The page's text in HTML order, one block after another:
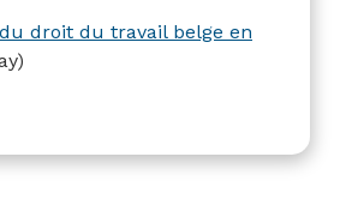
droit du travail belge en